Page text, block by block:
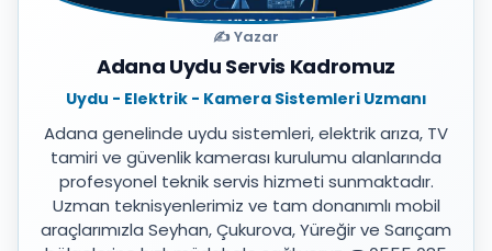
✍️ Yazar
Adana Uydu Servis Kadromuz
Uydu - Elektrik - Kamera Sistemleri Uzmanı
Adana genelinde uydu sistemleri, elektrik arıza, TV
tamiri ve güvenlik kamerası kurulumu alanlarında
profesyonel teknik servis hizmeti sunmaktadır.
Uzman teknisyenlerimiz ve tam donanımlı mobil
araçlarımızla Seyhan, Çukurova, Yüreğir ve Sarıçam